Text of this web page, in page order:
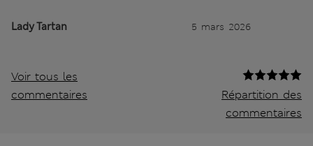
Lady Tartan 5 mars 2026
Voir tous les
commentaires
Répartition des
commentaires